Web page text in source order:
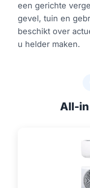
een gerichte
gevel, tuin en
beschikt over
u helder maken.
All-